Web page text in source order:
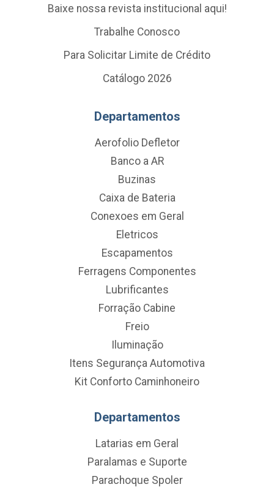
Baixe nossa revista institucional aqui!
Trabalhe Conosco
Para Solicitar Limite de Crédito
Catálogo 2026
Departamentos
Aerofolio Defletor
Banco a AR
Buzinas
Caixa de Bateria
Conexoes em Geral
Eletricos
Escapamentos
Ferragens Componentes
Lubrificantes
Forração Cabine
Freio
Iluminação
Itens Segurança Automotiva
Kit Conforto Caminhoneiro
Departamentos
Latarias em Geral
Paralamas e Suporte
Parachoque Spoler